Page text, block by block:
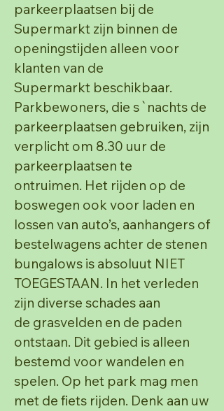
parkeerplaatsen bij de
Supermarkt zijn binnen de
openingstijden alleen voor
klanten van de
Supermarkt beschikbaar.
Parkbewoners, die s`nachts de
parkeerplaatsen gebruiken, zijn
verplicht om 8.30 uur de
parkeerplaatsen te
ontruimen. Het rijden op de
boswegen ook voor laden en
lossen van auto’s, aanhangers of
bestelwagens achter de stenen
bungalows is absoluut NIET
TOEGESTAAN. In het verleden
zijn diverse schades aan
de grasvelden en de paden
ontstaan. Dit gebied is alleen
bestemd voor wandelen en
spelen. Op het park mag men
met de fiets rijden. Denk aan uw